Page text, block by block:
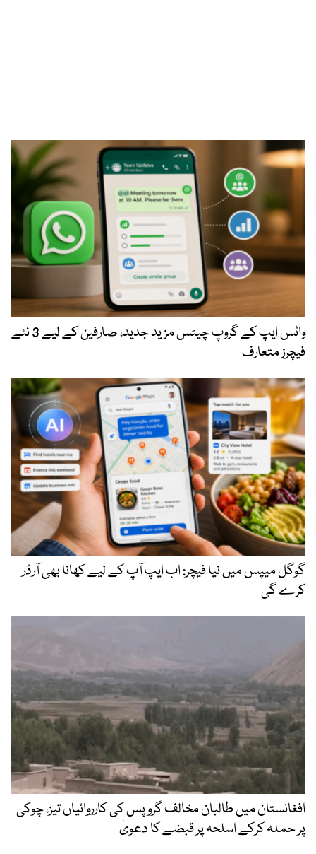
واٹس ایپ کے گروپ چیٹس مزید جدید، صارفین کے لیے 3 نئے
فیچرز متعارف
گوگل میپس میں نیا فیچر: اب ایپ آپ کے لیے کھانا بھی آرڈر
کرے گی
افغانستان میں طالبان مخالف گروپس کی کارروائیاں تیز، چوکی
پر حملہ کرکے اسلحہ پر قبضے کا دعویٰ